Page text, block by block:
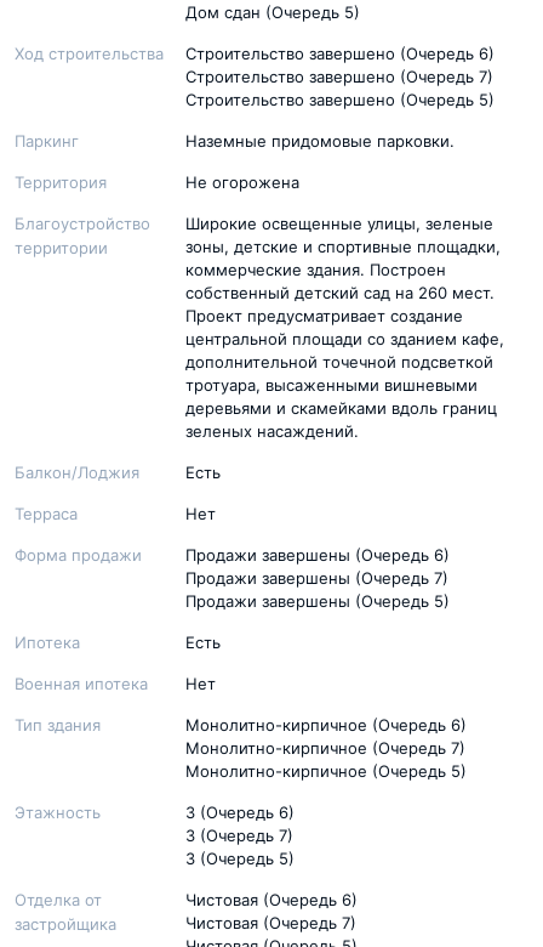
Дом сдан (Очередь 5)
Ход строительства
Строительство завершено (Очередь 6)
Строительство завершено (Очередь 7)
Строительство завершено (Очередь 5)
Паркинг Наземные придомовые парковки.
Территория Не огорожена
Благоустройство
территории
Широкие освещенные улицы, зеленые
зоны, детские и спортивные площадки,
коммерческие здания. Построен
собственный детский сад на 260 мест.
Проект предусматривает создание
центральной площади со зданием кафе,
дополнительной точечной подсветкой
тротуара, высаженными вишневыми
деревьями и скамейками вдоль границ
зеленых насаждений.
Балкон/Лоджия Есть
Терраса Нет
Форма продажи
Продажи завершены (Очередь 6)
Продажи завершены (Очередь 7)
Продажи завершены (Очередь 5)
Ипотека Есть
Военная ипотека Нет
Тип здания
Монолитно-кирпичное (Очередь 6)
Монолитно-кирпичное (Очередь 7)
Монолитно-кирпичное (Очередь 5)
Этажность
3 (Очередь 6)
3 (Очередь 7)
3 (Очередь 5)
Отделка от
застройщика
Чистовая (Очередь 6)
Чистовая (Очередь 7)